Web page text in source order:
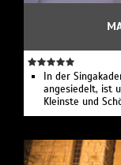
In der
angesiedelt, ist
Kleinste und